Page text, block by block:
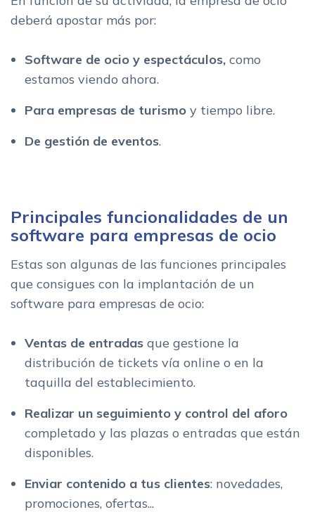
deberá apostar más por:
Software de ocio y espectáculos, como
estamos viendo ahora.
Para empresas de turismo y tiempo libre.
De gestión de eventos.
Principales funcionalidades de un
software para empresas de ocio
Estas son algunas de las funciones principales
que consigues con la implantación de un
software para empresas de ocio:
Ventas de entradas que gestione la
distribución de tickets vía online o en la
taquilla del establecimiento.
Realizar un seguimiento y control del aforo
completado y las plazas o entradas que están
disponibles.
Enviar contenido a tus clientes: novedades,
promociones, ofertas...